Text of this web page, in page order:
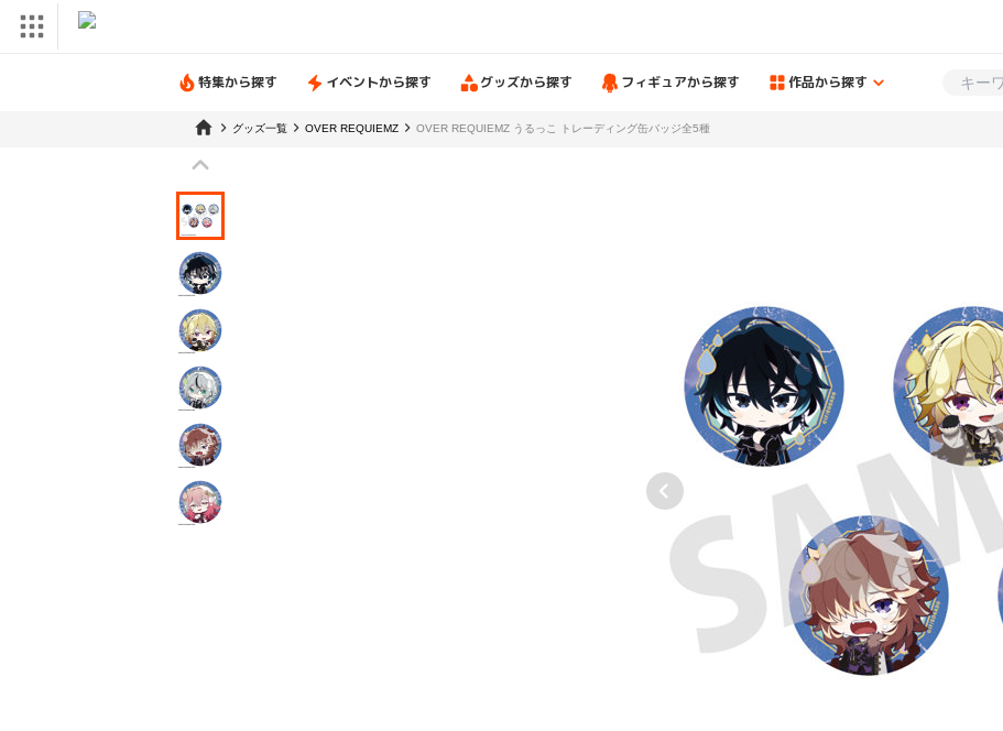
特集から探す イベントから探す グッズから探す フィギュアから探す 作品から探す
グッズ一覧 OVER REQUIEMZ OVER REQUIEMZ うるっこ トレーディング缶バッジ全5種